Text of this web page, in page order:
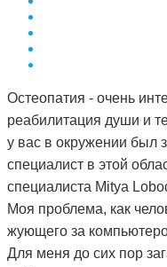
Остеопатия - очень
реабилитация души и
у вас в окружении
специалист в этой
специалиста Mitya
Моя проблема, как
жующего за
Для меня до сих пор